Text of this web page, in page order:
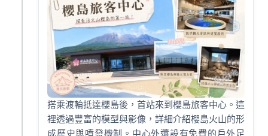
搭乘渡輪抵達櫻島後，首站來到櫻島旅客中心。這
裡透過豐富的模型與影像，詳細介紹櫻島火山的形
成歷史與噴發機制。中心外還設有免費的戶外足